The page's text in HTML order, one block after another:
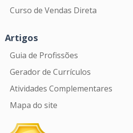
Curso de Vendas Direta
Artigos
Guia de Profissões
Gerador de Currículos
Atividades Complementares
Mapa do site